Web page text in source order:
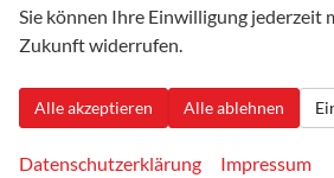
verbaut!
Finanzierung an, bitte fragen Sie uns
Sie können Ihre Einwilligung jederzeit
Zukunft widerrufen.
Alle akzeptieren Alle ablehnen
Datenschutzerklärung Impressum